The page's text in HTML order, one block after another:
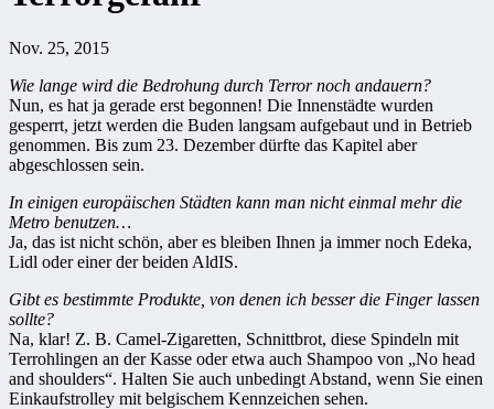
Nov. 25, 2015
Wie lange wird die Bedrohung durch Terror noch andauern?
Nun, es hat ja gerade erst begonnen! Die Innenstädte wurden
gesperrt, jetzt werden die Buden langsam aufgebaut und in Betrieb
genommen. Bis zum 23. Dezember dürfte das Kapitel aber
abgeschlossen sein.
In einigen europäischen Städten kann man nicht einmal mehr die
Metro benutzen…
Ja, das ist nicht schön, aber es bleiben Ihnen ja immer noch Edeka,
Lidl oder einer der beiden AldIS.
Gibt es bestimmte Produkte, von denen ich besser die Finger lassen
sollte?
Na, klar! Z. B. Camel-Zigaretten, Schnittbrot, diese Spindeln mit
Terrohlingen an der Kasse oder etwa auch Shampoo von „No head
and shoulders“. Halten Sie auch unbedingt Abstand, wenn Sie einen
Einkaufstrolley mit belgischem Kennzeichen sehen.